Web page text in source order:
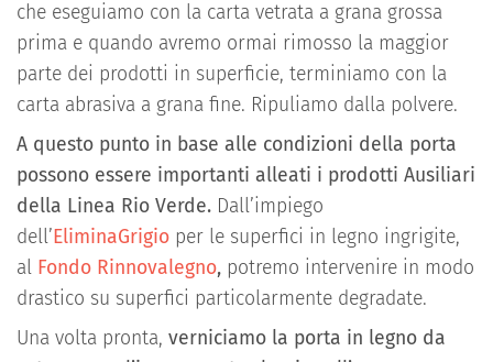
che eseguiamo con la carta vetrata a grana grossa
prima e quando avremo ormai rimosso la maggior
parte dei prodotti in superficie, terminiamo con la
carta abrasiva a grana fine. Ripuliamo dalla polvere.
A questo punto in base alle condizioni della porta
possono essere importanti alleati i prodotti Ausiliari
della Linea Rio Verde. Dall’impiego
dell’EliminaGrigio per le superfici in legno ingrigite,
al Fondo Rinnovalegno, potremo intervenire in modo
drastico su superfici particolarmente degradate.
Una volta pronta, verniciamo la porta in legno da